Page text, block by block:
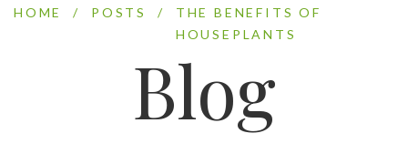
HOME / POSTS /
THE BENEFITS OF
HOUSEPLANTS
Blog